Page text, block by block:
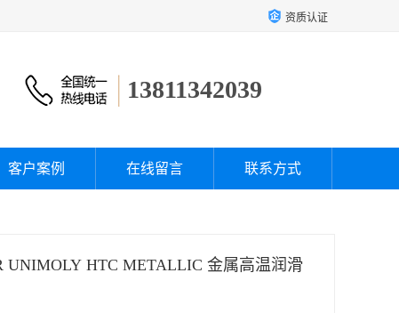
资质认证
13811342039
客户案例 在线留言 联系方式
UNIMOLY HTC METALLIC 金属高温润滑